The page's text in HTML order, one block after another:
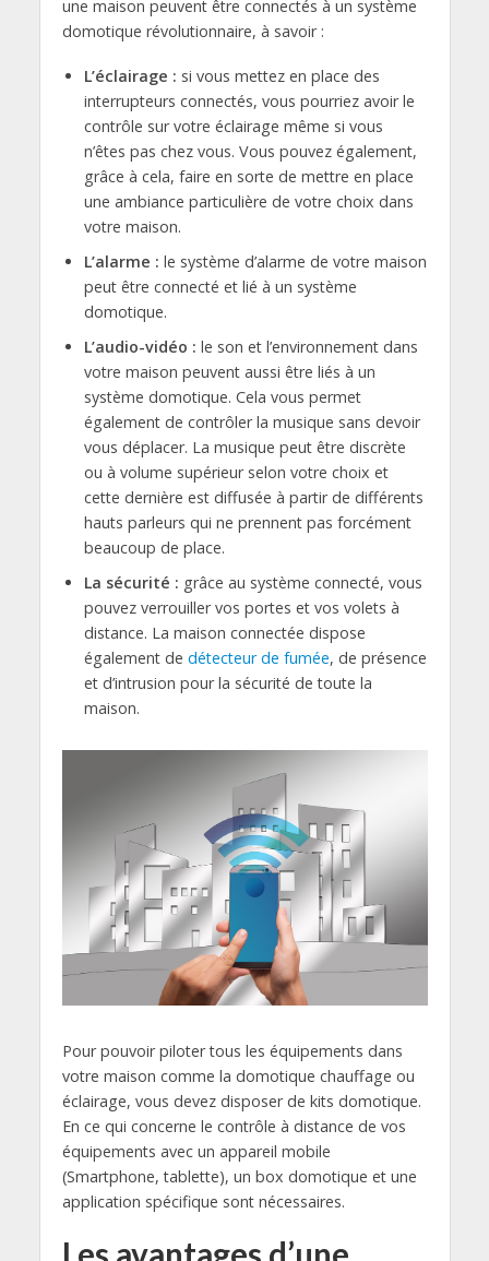
une maison peuvent être connectés à un système
domotique révolutionnaire, à savoir :
L’éclairage : si vous mettez en place des
interrupteurs connectés, vous pourriez avoir le
contrôle sur votre éclairage même si vous
n’êtes pas chez vous. Vous pouvez également,
grâce à cela, faire en sorte de mettre en place
une ambiance particulière de votre choix dans
votre maison.
L’alarme : le système d’alarme de votre maison
peut être connecté et lié à un système
domotique.
L’audio-vidéo : le son et l’environnement dans
votre maison peuvent aussi être liés à un
système domotique. Cela vous permet
également de contrôler la musique sans devoir
vous déplacer. La musique peut être discrète
ou à volume supérieur selon votre choix et
cette dernière est diffusée à partir de différents
hauts parleurs qui ne prennent pas forcément
beaucoup de place.
La sécurité : grâce au système connecté, vous
pouvez verrouiller vos portes et vos volets à
distance. La maison connectée dispose
également de détecteur de fumée, de présence
et d’intrusion pour la sécurité de toute la
maison.
Pour pouvoir piloter tous les équipements dans
votre maison comme la domotique chauffage ou
éclairage, vous devez disposer de kits domotique.
En ce qui concerne le contrôle à distance de vos
équipements avec un appareil mobile
(Smartphone, tablette), un box domotique et une
application spécifique sont nécessaires.